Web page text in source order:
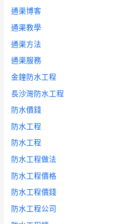
通渠博客
通渠教學
通渠方法
通渠服務
金鐘防水工程
長沙灣防水工程
防水價錢
防水工程
防水工程
防水工程做法
防水工程價格
防水工程價錢
防水工程公司